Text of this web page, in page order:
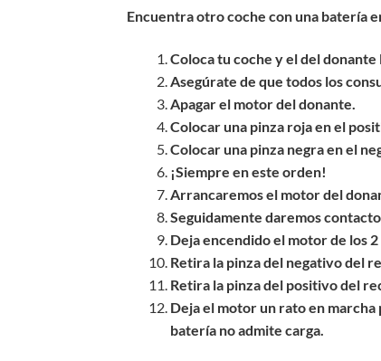
Encuentra otro coche con una batería
Coloca tu coche y el del donante
Asegúrate de que todos los
Apagar el motor del donante.
Colocar una pinza roja en el
Colocar una pinza negra en el
¡Siempre en este orden!
Arrancaremos el motor del
Seguidamente daremos
Deja encendido el motor de los
Retira la pinza del negativo del
Retira la pinza del positivo del
Deja el motor un rato en marcha
batería no admite carga.